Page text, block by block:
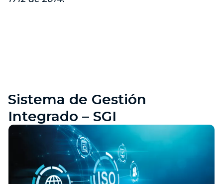
Sistema de Gestión
Integrado – SGI